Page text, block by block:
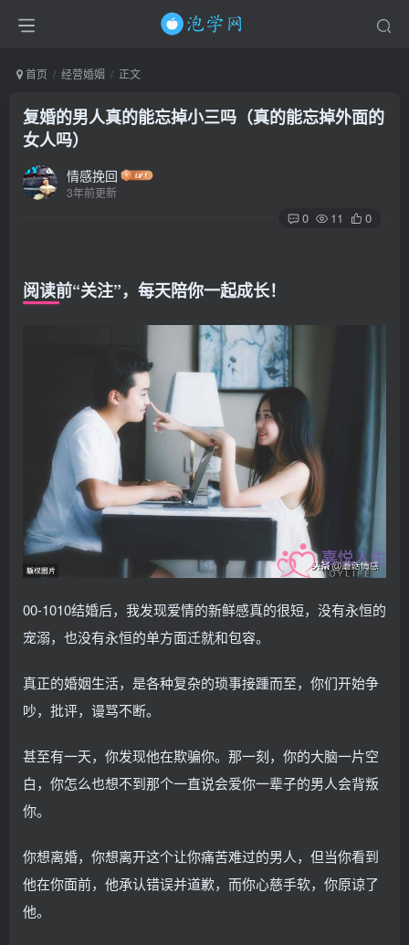
首页 经营婚姻 正文
复婚的男人真的能忘掉小三吗（真的能忘掉外面的
女人吗）
情感挽回
3年前更新
0 11 0
阅读前“关注”，每天陪你一起成长！
00-1010结婚后，我发现爱情的新鲜感真的很短，没有永恒的
宠溺，也没有永恒的单方面迁就和包容。
真正的婚姻生活，是各种复杂的琐事接踵而至，你们开始争
吵，批评，谩骂不断。
甚至有一天，你发现他在欺骗你。那一刻，你的大脑一片空
白，你怎么也想不到那个一直说会爱你一辈子的男人会背叛
你。
你想离婚，你想离开这个让你痛苦难过的男人，但当你看到
他在你面前，他承认错误并道歉，而你心慈手软，你原谅了
他。